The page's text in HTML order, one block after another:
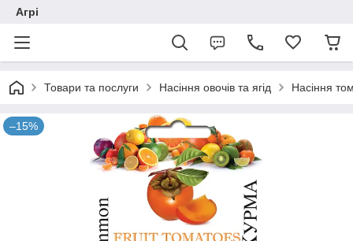
Агрі
Товари та послуги Насіння овочів та ягід Насіння
–15%